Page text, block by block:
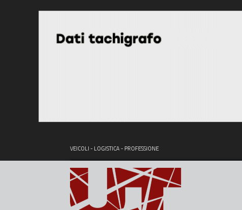
VEICOLI - LOGISTICA - PROFESSIONE